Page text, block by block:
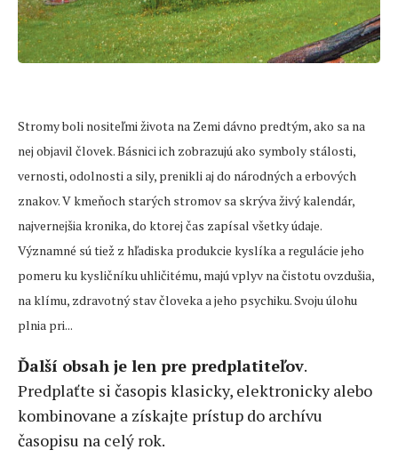
Stromy boli nositeľmi života na Zemi dávno predtým, ako sa na
nej objavil človek. Básnici ich zobrazujú ako symboly stálosti,
vernosti, odolnosti a sily, prenikli aj do národných a erbových
znakov. V kmeňoch starých stromov sa skrýva živý kalendár,
najvernejšia kronika, do ktorej čas zapísal všetky údaje.
Významné sú tiež z hľadiska produkcie kyslíka a regulácie jeho
pomeru ku kysličníku uhličitému, majú vplyv na čistotu ovzdušia,
na klímu, zdravotný stav človeka a jeho psychiku. Svoju úlohu
plnia pri...
Ďalší obsah je len pre predplatiteľov.
Predplaťte si časopis klasicky, elektronicky alebo
kombinovane a získajte prístup do archívu
časopisu na celý rok.